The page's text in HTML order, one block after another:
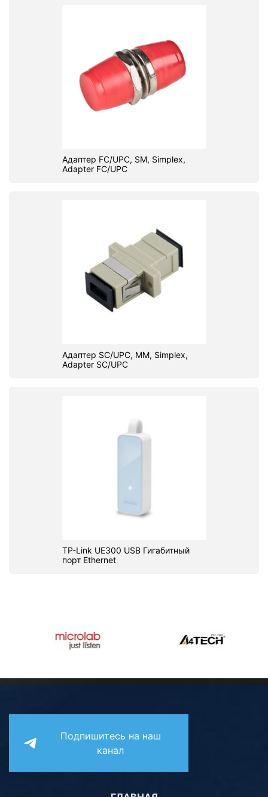
Адаптер FC/UPC, SM, Simplex,
Adapter FC/UPC
Адаптер SC/UPC, МM, Simplex,
Adapter SC/UPC
TP-Link UE300 USB Гигабитный
порт Ethernet
Подпишитесь на наш
канал